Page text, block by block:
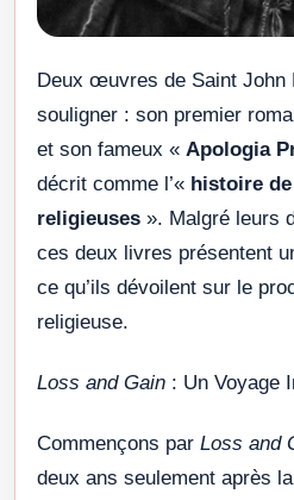
Deux œuvres de Saint John
souligner : son premier
et son fameux « Apologia
décrit comme l’« histoire
religieuses ». Malgré leurs
ces deux livres présentent
ce qu’ils dévoilent sur le
religieuse.
Loss and Gain : Un Voyage
Commençons par Loss and
deux ans seulement après